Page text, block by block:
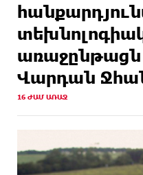
առաջընթացն
Վարդան
16 ԺԱՄ ԱՌԱՋ